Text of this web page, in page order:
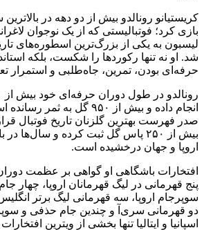
کریستیانو رونالدو بیش از دو دهه در
بازی کرد؛ فوتبالیستی که از یک نوجوان
لیسبون به یکی از بزرگ‌ترین اسطوره‌های
شد. او نه تنها رکوردها را شکست، بلکه
حرفه‌ای بودن، تمرین، جاه‌طلبی و استمرار
انجام داده و بیش از ۹۵۰ گل به
صدر فهرست بهترین گلزنان تاریخ فوتبال
بیش از ۲۵۰ پاس گل ثبت کرده و سال‌ها
اروپا و جهان درخشیده است.
افتخارات باشگاهی او گواهی بر عظمت
پنج قهرمانی در لیگ قهرمانان اروپا، چهار
سوپرجام اروپا، سه قهرمانی لیگ برتر
دو قهرمانی سری‌آ و چندین جام حذفی و
اسپانیا و ایتالیا تنها بخشی از ویترین